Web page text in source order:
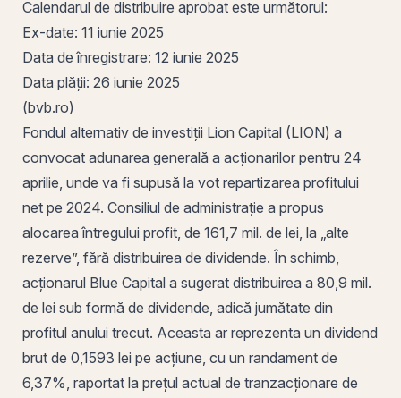
Calendarul de distribuire aprobat este următorul:
Ex-date: 11 iunie 2025
Data de înregistrare: 12 iunie 2025
Data plății: 26 iunie 2025
(bvb.ro)
Fondul alternativ de investiții Lion Capital (LION) a
convocat adunarea generală a acționarilor pentru 24
aprilie, unde va fi supusă la vot repartizarea profitului
net pe 2024. Consiliul de administrație a propus
alocarea întregului profit, de 161,7 mil. de lei, la „alte
rezerve”, fără distribuirea de dividende. În schimb,
acționarul Blue Capital a sugerat distribuirea a 80,9 mil.
de lei sub formă de dividende, adică jumătate din
profitul anului trecut. Aceasta ar reprezenta un dividend
brut de 0,1593 lei pe acțiune, cu un randament de
6,37%, raportat la prețul actual de tranzacționare de